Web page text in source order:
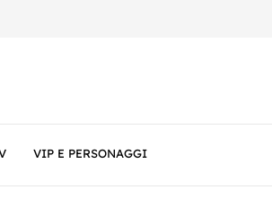
VIP E PERSONAGGI